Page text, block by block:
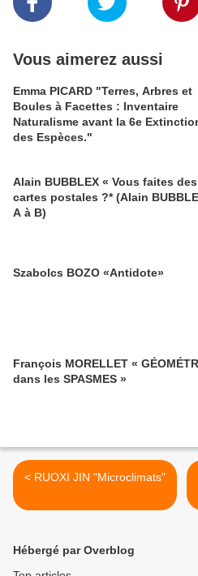
Vous aimerez aussi
Emma PICARD "Terres, Arbres et
Boules à Facettes : Inventaire
Naturalisme avant la 6e
des Espèces."
Alain BUBBLEX « Vous faites des
cartes postales ?* (Alain BUBBLEX de
A à B)
Szabolcs BOZO «Antidote»
François MORELLET «
dans les SPASMES »
< RUOXI JIN "Microclimats"
Hébergé par Overblog